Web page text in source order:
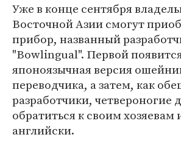
Уже в конце сентября
Восточной Азии смогут
прибор, названный
"Bowlingual". Первой
японоязычная версия
переводчика, а затем, как
разработчики, четвероногие
обратиться к своим хозяевам
английски.